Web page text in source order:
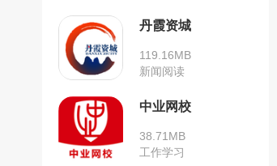
丹霞资城
119.16MB
新闻阅读
中业网校
38.71MB
工作学习